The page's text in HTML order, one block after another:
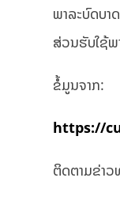
ພາລະບົດບາ
ສ່ວນຮັບໃຊ້ພ
ຂໍ້ມູນຈາກ:
https://
ຕິດຕາມຂ່າ